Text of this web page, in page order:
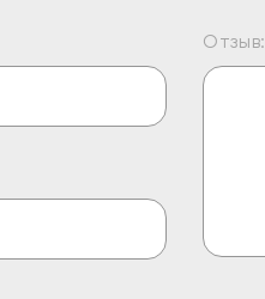
Отзыв: